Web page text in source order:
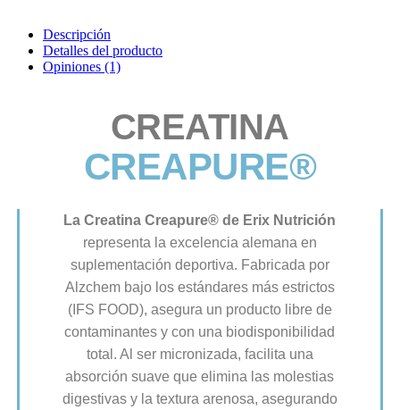
Descripción
Detalles del producto
Opiniones (1)
CREATINA
CREAPURE®
La Creatina Creapure® de Erix Nutrición
representa la excelencia alemana en
suplementación deportiva. Fabricada por
Alzchem bajo los estándares más estrictos
(IFS FOOD), asegura un producto libre de
contaminantes y con una biodisponibilidad
total. Al ser micronizada, facilita una
absorción suave que elimina las molestias
digestivas y la textura arenosa, asegurando